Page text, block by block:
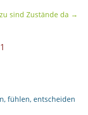
sind Zustände da →
fühlen, entscheiden